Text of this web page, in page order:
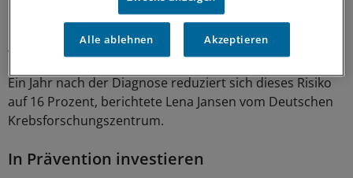
Gebieten ist das relative Risiko, nach drei Monaten zu
sterben, 24 Prozent höher als in den anderen, "besser
gestellten" Regionen.
Ein Jahr nach der Diagnose reduziert sich dieses Risiko
auf 16 Prozent, berichtete Lena Jansen vom Deutschen
Krebsforschungszentrum.
In Prävention investieren
Alle ablehnen Akzeptieren